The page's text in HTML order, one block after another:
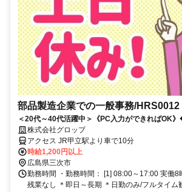
部品製造企業での一般事務/HRS0012
＜20代～40代活躍中＞《PC入力ができればOK
ナシ◆車通勤OK◆未経験スタート多数活躍
株式会社グロップ
アクセス JR甲立駅より車で10分
時給1,200円以上
広島県三次市
勤務時間 ・勤務時間： [1] 08:00～17:00 実働8
残業なし ＊即日～長期 ＊日勤のみ/フルタイム